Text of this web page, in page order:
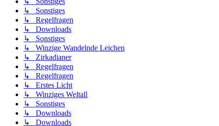
↳ Sonstiges
↳ Regelfragen
↳ Downloads
↳ Sonstiges
↳ Winzige Wandelnde Leichen
↳ Zirkadianer
↳ Regelfragen
↳ Regelfragen
↳ Erstes Licht
↳ Winziges Weltall
↳ Sonstiges
↳ Downloads
↳ Downloads